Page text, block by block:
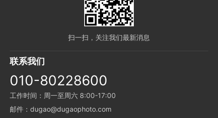
扫一扫，关注我们最新消息
联系我们
010-80228600
工作时间：周一至周六 8:00-17:00
邮件：dugao@dugaophoto.com